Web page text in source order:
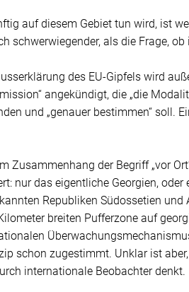
auf diesem Gebiet tun wird, ist
schwerwiegender, als die Frage,
des EU-Gipfels wird
angekündigt, die „die
und „genauer bestimmen“
Zusammenhang der Begriff „vor
nur das eigentliche Georgien,
Republiken Südossetien und
breiten Pufferzone auf
schon zugestimmt. Unklar ist
internationale Beobachter denkt.